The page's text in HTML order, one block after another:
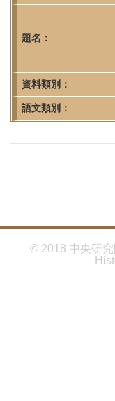
研
究
首
頁
題名：
資料類別：
語文類別：
© 2018 中央研